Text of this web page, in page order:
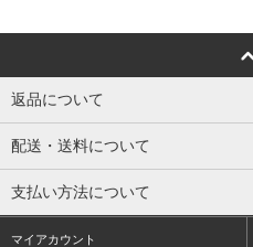
返品について
配送・送料について
支払い方法について
マイアカウント